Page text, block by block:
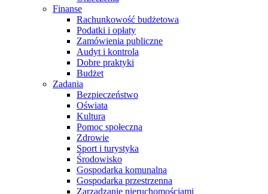
Finanse
Rachunkowość budżetowa
Podatki i opłaty
Zamówienia publiczne
Audyt i kontrola
Dobre praktyki
Budżet
Zadania
Bezpieczeństwo
Oświata
Kultura
Pomoc społeczna
Zdrowie
Sport i turystyka
Środowisko
Gospodarka komunalna
Gospodarka przestrzenna
Zarządzanie nieruchomościami